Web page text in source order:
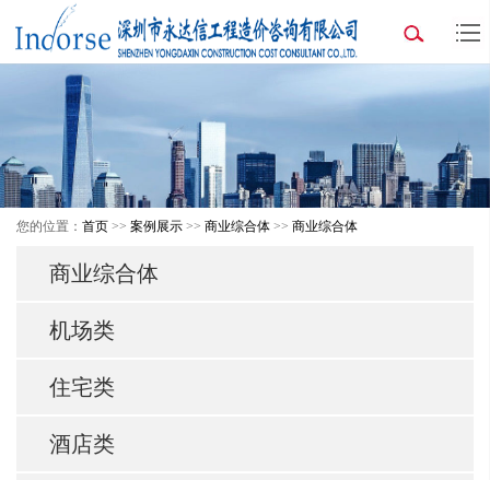
您的位置： 首页 >> 案例展示 >> 商业综合体 >> 商业综合体
商业综合体
机场类
住宅类
酒店类